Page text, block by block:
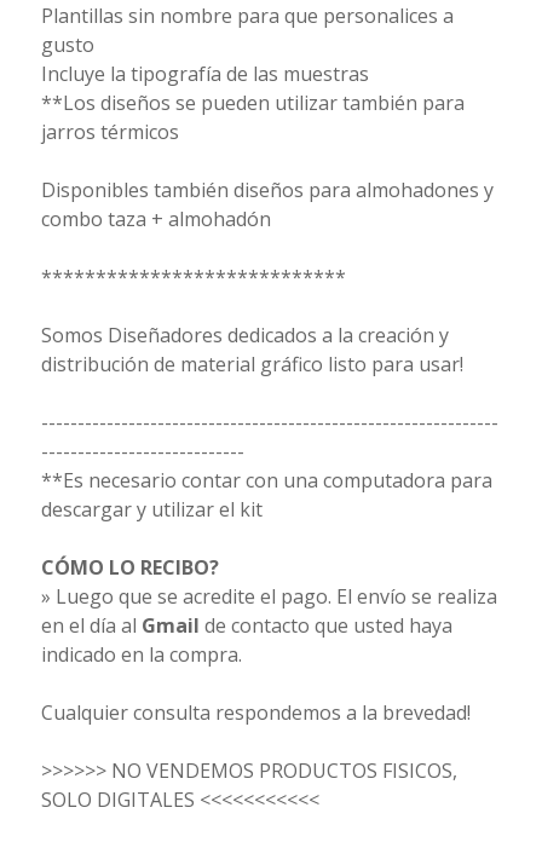
Plantillas sin nombre para que personalices a
gusto
Incluye la tipografía de las muestras
**Los diseños se pueden utilizar también para
jarros térmicos
Disponibles también diseños para almohadones y
combo taza + almohadón
****************************
Somos Diseñadores dedicados a la creación y
distribución de material gráfico listo para usar!
---------------------------------------------------------------
----------------------------
**Es necesario contar con una computadora para
descargar y utilizar el kit
CÓMO LO RECIBO?
» Luego que se acredite el pago. El envío se realiza
en el día al Gmail de contacto que usted haya
indicado en la compra.
Cualquier consulta respondemos a la brevedad!
>>>>>> NO VENDEMOS PRODUCTOS FISICOS,
SOLO DIGITALES <<<<<<<<<<<